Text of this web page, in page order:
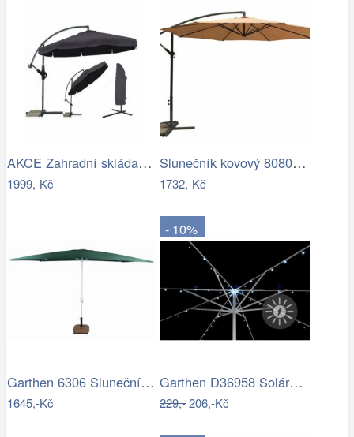
AKCE Zahradní skládací slunečník LEVI…
1999,-Kč
Slunečník kovový 8080 ø350 ROJAPLAST
1732,-Kč
Garthen 6306 Slunečník obdélníkový 2x3…
1645,-Kč
- 10%
Garthen D36958 Solární blikající řetěz…
229,-206,-Kč